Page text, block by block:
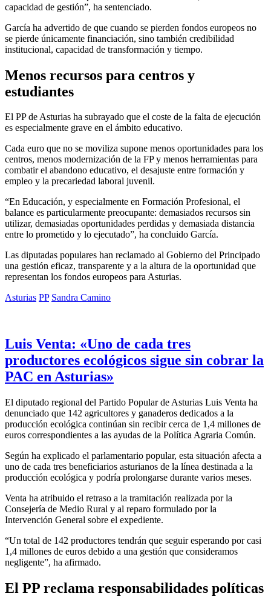
capacidad de gestión”, ha sentenciado.
García ha advertido de que cuando se pierden fondos europeos no
se pierde únicamente financiación, sino también credibilidad
institucional, capacidad de transformación y tiempo.
Menos recursos para centros y
estudiantes
El PP de Asturias ha subrayado que el coste de la falta de ejecución
es especialmente grave en el ámbito educativo.
Cada euro que no se moviliza supone menos oportunidades para los
centros, menos modernización de la FP y menos herramientas para
combatir el abandono educativo, el desajuste entre formación y
empleo y la precariedad laboral juvenil.
“En Educación, y especialmente en Formación Profesional, el
balance es particularmente preocupante: demasiados recursos sin
utilizar, demasiadas oportunidades perdidas y demasiada distancia
entre lo prometido y lo ejecutado”, ha concluido García.
Las diputadas populares han reclamado al Gobierno del Principado
una gestión eficaz, transparente y a la altura de la oportunidad que
representan los fondos europeos para Asturias.
Asturias PP Sandra Camino
Luis Venta: «Uno de cada tres
productores ecológicos sigue sin cobrar la
PAC en Asturias»
El diputado regional del Partido Popular de Asturias Luis Venta ha
denunciado que 142 agricultores y ganaderos dedicados a la
producción ecológica continúan sin recibir cerca de 1,4 millones de
euros correspondientes a las ayudas de la Política Agraria Común.
Según ha explicado el parlamentario popular, esta situación afecta a
uno de cada tres beneficiarios asturianos de la línea destinada a la
producción ecológica y podría prolongarse durante varios meses.
Venta ha atribuido el retraso a la tramitación realizada por la
Consejería de Medio Rural y al reparo formulado por la
Intervención General sobre el expediente.
“Un total de 142 productores tendrán que seguir esperando por casi
1,4 millones de euros debido a una gestión que consideramos
negligente”, ha afirmado.
El PP reclama responsabilidades políticas